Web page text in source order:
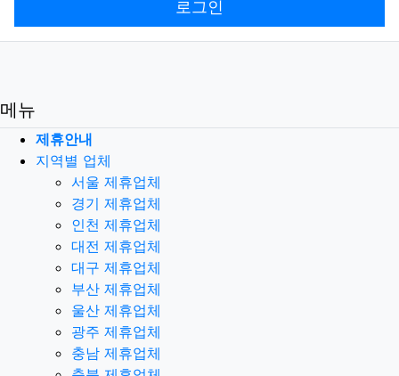
로그인
메뉴
제휴안내
지역별 업체
서울 제휴업체
경기 제휴업체
인천 제휴업체
대전 제휴업체
대구 제휴업체
부산 제휴업체
울산 제휴업체
광주 제휴업체
충남 제휴업체